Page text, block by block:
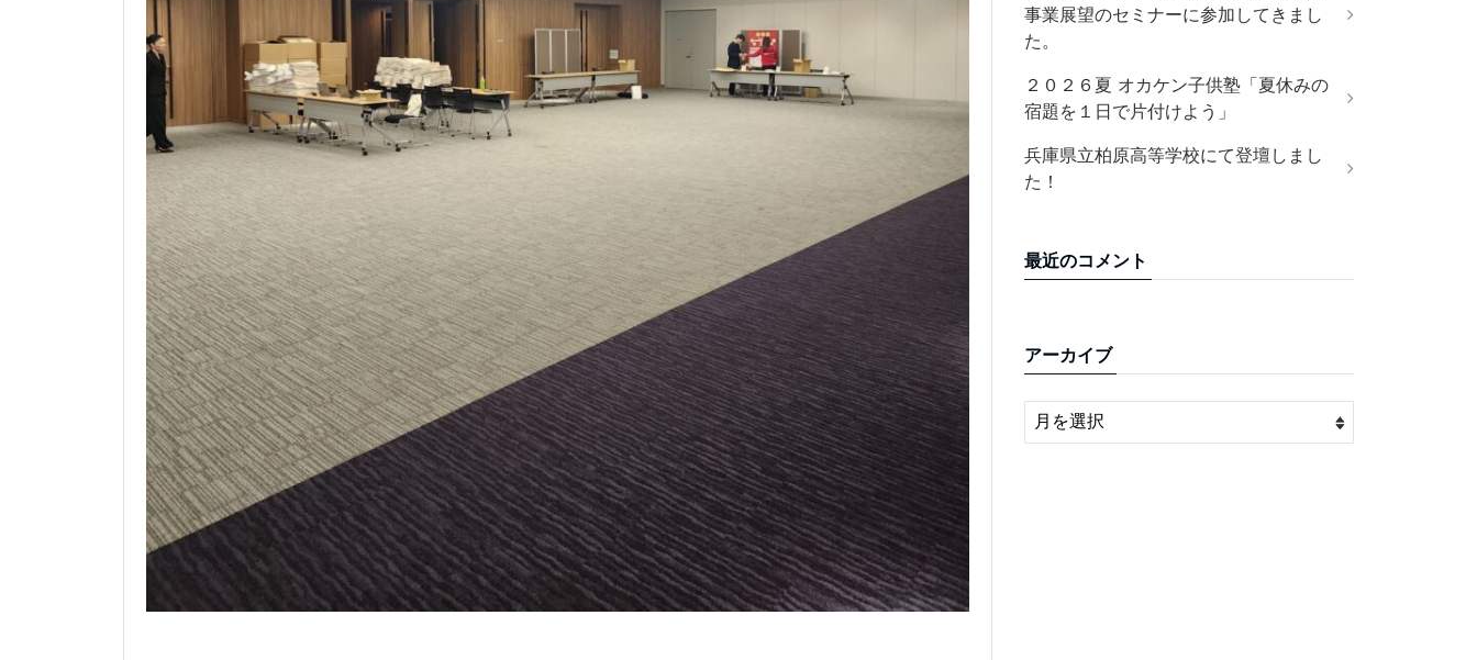
事業展望のセミナーに参加してきまし
た。
２０２６夏 オカケン子供塾「夏休みの
宿題を１日で片付けよう」
兵庫県立柏原高等学校にて登壇しまし
た！
最近のコメント
アーカイブ